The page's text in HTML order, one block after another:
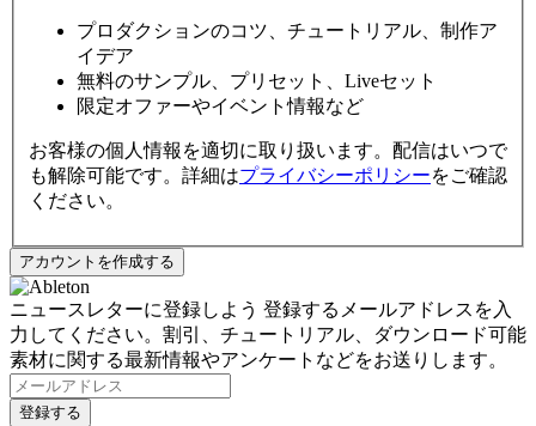
プロダクションのコツ、チュートリアル、制作ア
イデア
無料のサンプル、プリセット、Liveセット
限定オファーやイベント情報など
お客様の個人情報を適切に取り扱います。配信はいつで
も解除可能です。詳細はプライバシーポリシーをご確認
ください。
ニュースレターに登録しよう 登録するメールアドレスを入
力してください。割引、チュートリアル、ダウンロード可能
素材に関する最新情報やアンケートなどをお送りします。